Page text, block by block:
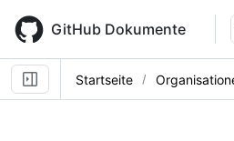
main
content
GitHub Dokumente
Startseite